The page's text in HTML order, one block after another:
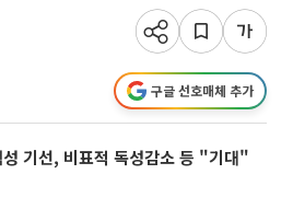
구글 선호매체 추가
기선, 비표적 독성감소 등 "기대"